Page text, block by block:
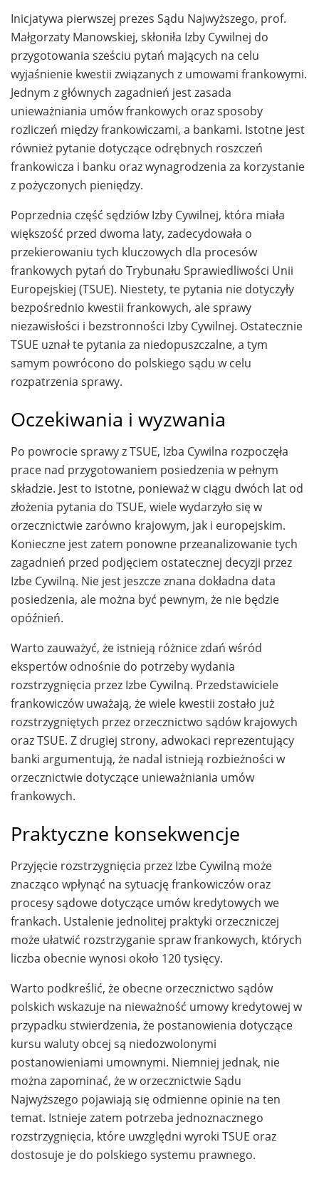
Inicjatywa pierwszej prezes Sądu Najwyższego, prof.
Małgorzaty Manowskiej, skłoniła Izby Cywilnej do
przygotowania sześciu pytań mających na celu
wyjaśnienie kwestii związanych z umowami frankowymi.
Jednym z głównych zagadnień jest zasada
unieważniania umów frankowych oraz sposoby
rozliczeń między frankowiczami, a bankami. Istotne jest
również pytanie dotyczące odrębnych roszczeń
frankowicza i banku oraz wynagrodzenia za korzystanie
z pożyczonych pieniędzy.
Poprzednia część sędziów Izby Cywilnej, która miała
większość przed dwoma laty, zadecydowała o
przekierowaniu tych kluczowych dla procesów
frankowych pytań do Trybunału Sprawiedliwości Unii
Europejskiej (TSUE). Niestety, te pytania nie dotyczyły
bezpośrednio kwestii frankowych, ale sprawy
niezawisłości i bezstronności Izby Cywilnej. Ostatecznie
TSUE uznał te pytania za niedopuszczalne, a tym
samym powrócono do polskiego sądu w celu
rozpatrzenia sprawy.
Oczekiwania i wyzwania
Po powrocie sprawy z TSUE, Izba Cywilna rozpoczęła
prace nad przygotowaniem posiedzenia w pełnym
składzie. Jest to istotne, ponieważ w ciągu dwóch lat od
złożenia pytania do TSUE, wiele wydarzyło się w
orzecznictwie zarówno krajowym, jak i europejskim.
Konieczne jest zatem ponowne przeanalizowanie tych
zagadnień przed podjęciem ostatecznej decyzji przez
Izbe Cywilną. Nie jest jeszcze znana dokładna data
posiedzenia, ale można być pewnym, że nie będzie
opóźnień.
Warto zauważyć, że istnieją różnice zdań wśród
ekspertów odnośnie do potrzeby wydania
rozstrzygnięcia przez Izbe Cywilną. Przedstawiciele
frankowiczów uważają, że wiele kwestii zostało już
rozstrzygniętych przez orzecznictwo sądów krajowych
oraz TSUE. Z drugiej strony, adwokaci reprezentujący
banki argumentują, że nadal istnieją rozbieżności w
orzecznictwie dotyczące unieważniania umów
frankowych.
Praktyczne konsekwencje
Przyjęcie rozstrzygnięcia przez Izbe Cywilną może
znacząco wpłynąć na sytuację frankowiczów oraz
procesy sądowe dotyczące umów kredytowych we
frankach. Ustalenie jednolitej praktyki orzeczniczej
może ułatwić rozstrzyganie spraw frankowych, których
liczba obecnie wynosi około 120 tysięcy.
Warto podkreślić, że obecne orzecznictwo sądów
polskich wskazuje na nieważność umowy kredytowej w
przypadku stwierdzenia, że postanowienia dotyczące
kursu waluty obcej są niedozwolonymi
postanowieniami umownymi. Niemniej jednak, nie
można zapominać, że w orzecznictwie Sądu
Najwyższego pojawiają się odmienne opinie na ten
temat. Istnieje zatem potrzeba jednoznacznego
rozstrzygnięcia, które uwzględni wyroki TSUE oraz
dostosuje je do polskiego systemu prawnego.